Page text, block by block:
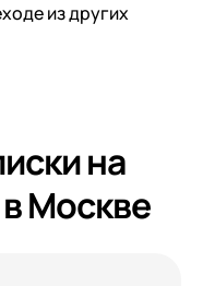
из других
на
Москве